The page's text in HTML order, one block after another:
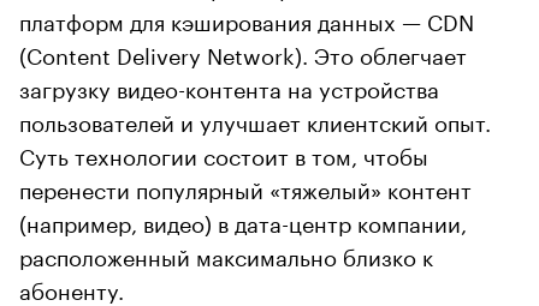
платформ для кэширования данных — CDN
(Content Delivery Network). Это облегчает
загрузку видео-контента на устройства
пользователей и улучшает клиентский опыт.
Суть технологии состоит в том, чтобы
перенести популярный «тяжелый» контент
(например, видео) в дата-центр компании,
расположенный максимально близко к
абоненту.